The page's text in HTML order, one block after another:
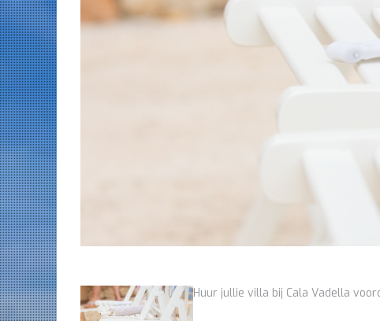
Huur jullie villa bij Cala Vadella